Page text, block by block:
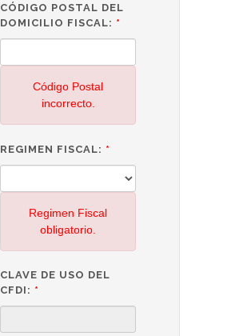
CÓDIGO POSTAL DEL
DOMICILIO FISCAL: *
Código Postal
incorrecto.
REGIMEN FISCAL: *
Regimen Fiscal
obligatorio.
CLAVE DE USO DEL
CFDI: *